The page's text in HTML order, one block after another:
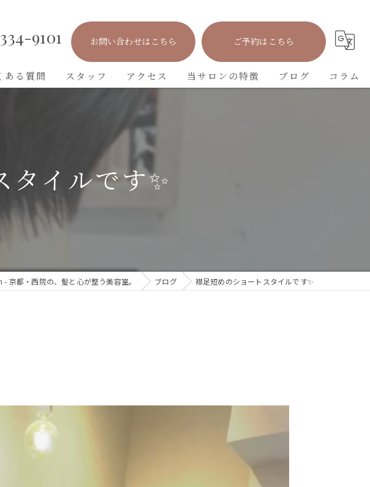
9101 お問い合わせはこちら ご予約はこちら
ある質問 スタッフ アクセス 当サロンの特徴 ブログ コラム
イルです✨
京都・西院の、髪と心が整う美容室。 ブログ 襟足短めのショートスタイルです✨